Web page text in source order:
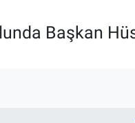
Başkan